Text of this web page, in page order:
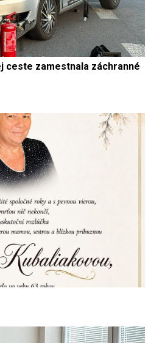
ceste zamestnala záchranné